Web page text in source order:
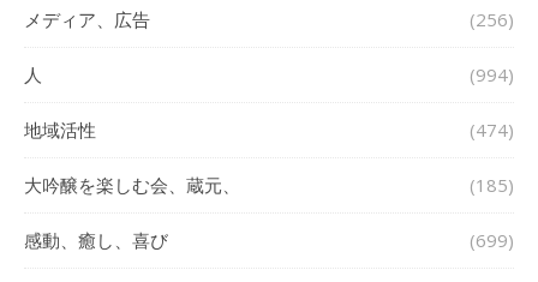
メディア、広告 (256)
人 (994)
地域活性 (474)
大吟醸を楽しむ会、蔵元、 (185)
感動、癒し、喜び (699)